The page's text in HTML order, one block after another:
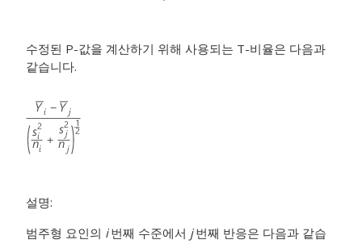
수정된 P-값을 계산하기 위해 사용되는 T-비율은 다음과
같습니다.
설명:
범주형 요인의 i 번째 수준에서 j번째 반응은 다음과 같습